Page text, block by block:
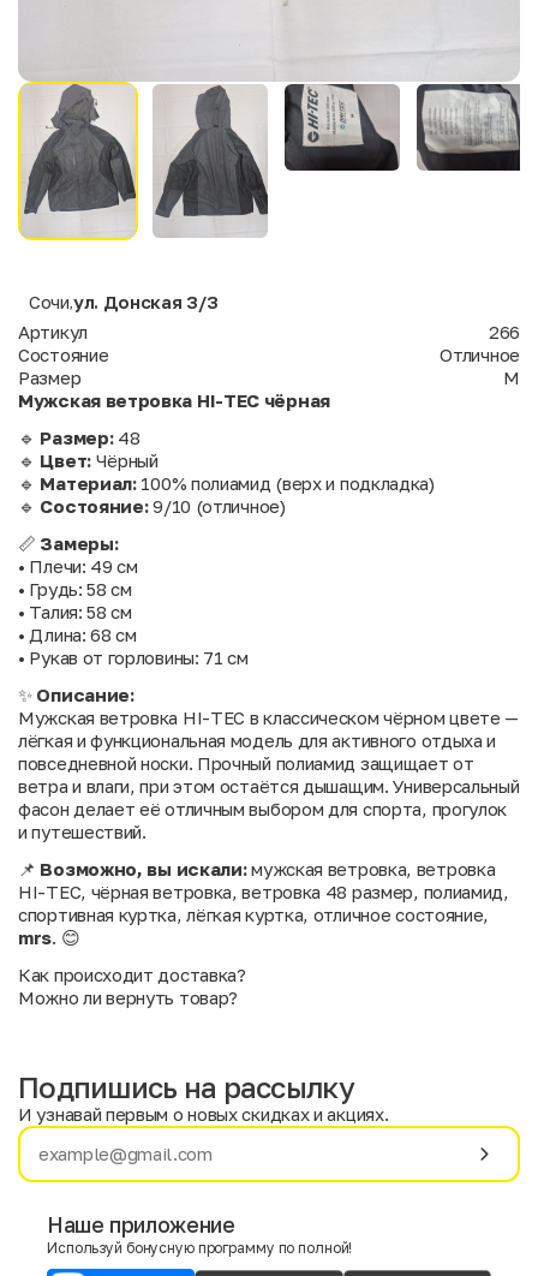
Сочи,ул. Донская 3/3
Артикул
266
Состояние
Отличное
Размер
M
Мужская ветровка HI-TEC чёрная
🔹 Размер:48
🔹 Цвет:Чёрный
🔹 Материал:100% полиамид (верх и подкладка)
🔹 Состояние:9/10 (отличное)
📏 Замеры:
• Плечи: 49 см
• Грудь: 58 см
• Талия: 58 см
• Длина: 68 см
• Рукав от горловины: 71 см
✨ Описание:
Мужская ветровка HI-TEC в классическом чёрном цвете —
лёгкая и функциональная модель для активного отдыха и
повседневной носки. Прочный полиамид защищает от
ветра и влаги, при этом остаётся дышащим. Универсальный
фасон делает её отличным выбором для спорта, прогулок
и путешествий.
📌 Возможно, вы искали:мужская ветровка, ветровка
HI-TEC, чёрная ветровка, ветровка 48 размер, полиамид,
спортивная куртка, лёгкая куртка, отличное состояние,
mrs. 😊
Как происходит доставка?
Можно ли вернуть товар?
Имя
E-mail
Подпишись на рассылку
И узнавай первым о новых скидках и акциях.
Наше приложение
Используй бонусную программу по полной!